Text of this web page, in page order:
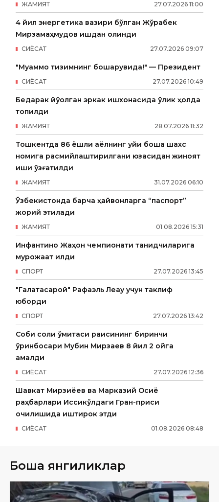
27.07.2026 11:00
ЖАМИЯТ
4 йил энергетика вазири бўлган Жўрабек
Мирзамаҳмудов ишдан олинди
27.07.2026 09:07
СИËСАТ
"Муаммо тизимнинг бошқарувида!" — Президент
27.07.2026 10:49
СИËСАТ
Бедарак йўқолган эркак ишхонасида ўлик ҳолда
топилди
28.07.2026 11:32
ЖАМИЯТ
Тошкентда 86 ёшли аёлнинг уйи бошқа шахс
номига расмийлаштирилгани юзасидан жиноят
иши қўзғатилди
31.07.2026 06:10
ЖАМИЯТ
Ўзбекистонда барча ҳайвонларга “паспорт”
жорий этилади
01.08.2026 15:31
ЖАМИЯТ
Инфантино Жаҳон чемпионати танқидчиларига
мурожаат қилди
27.07.2026 13:45
СПОРТ
"Галатасарой" Рафаэль Леау учун таклиф
юборди
27.07.2026 13:42
СПОРТ
Собиқ солиқ қўмитаси раисининг биринчи
ўринбосари Мубин Мирзаев 8 йил 2 ойга
қамалди
27.07.2026 12:36
СИËСАТ
Шавкат Мирзиёев ва Марказий Осиё
раҳбарлари Иссиқкўлдаги Гран-приси
очилишида иштирок этди
01.08.2026 08:48
СИËСАТ
Бошқа янгиликлар